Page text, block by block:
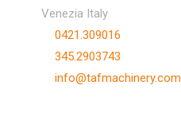
Venezia Italy
0421.309016
345.2903743
info@tafmachinery.com